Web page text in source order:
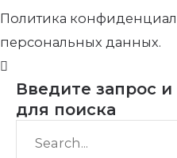
Политика
персональных данных.
Введите запрос
для поиска